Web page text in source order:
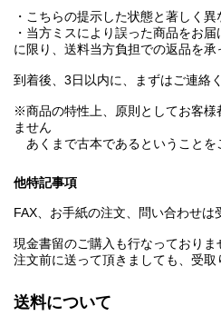
・こちらの提示した状態と著しく異
・当方ミスにより誤った商品をお
に限り、送料当方負担での返品を承
到着後、3日以内に、まずはご連絡
※商品の特性上、原則としてお客様
ません
あくまで古本であるということを
他特記事項
FAX、お手紙の注文、問い合わせは
現金書留のご購入も行なっておりま
注文前に送って頂きましても、受取
送料について